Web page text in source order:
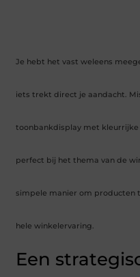
Je hebt het vast weleens
iets trekt direct je aandacht.
toonbankdisplay met
perfect bij het thema van de
simpele manier om
hele winkelervaring.
Een